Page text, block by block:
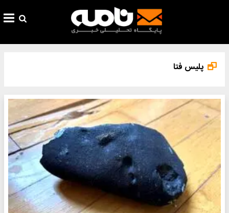
پلیس فتا